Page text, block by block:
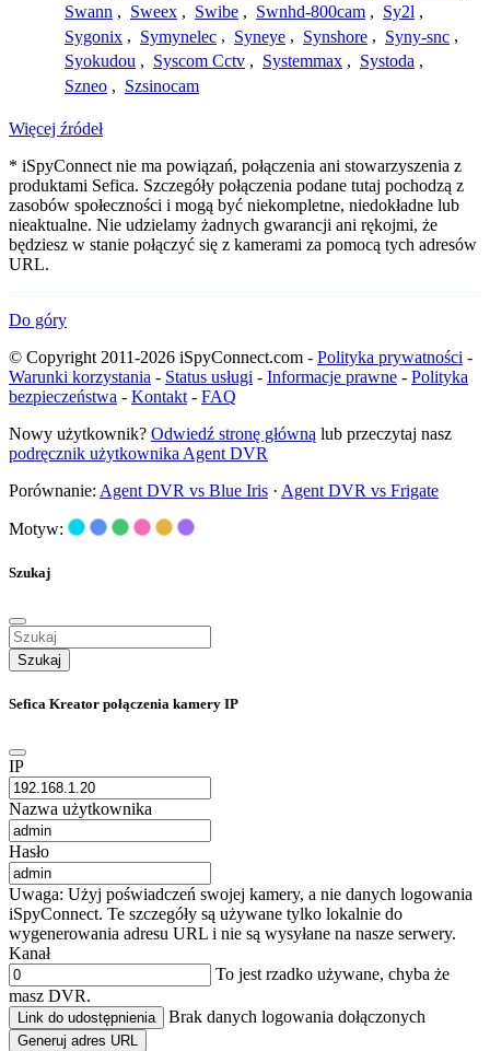
Swann , Sweex , Swibe , Swnhd-800cam , Sy2l ,
Sygonix , Symynelec , Syneye , Synshore , Syny-snc ,
Syokudou , Syscom Cctv , Systemmax , Systoda ,
Szneo , Szsinocam
Więcej źródeł
* iSpyConnect nie ma powiązań, połączenia ani stowarzyszenia z
produktami Sefica. Szczegóły połączenia podane tutaj pochodzą z
zasobów społeczności i mogą być niekompletne, niedokładne lub
nieaktualne. Nie udzielamy żadnych gwarancji ani rękojmi, że
będziesz w stanie połączyć się z kamerami za pomocą tych adresów
URL.
Do góry
© Copyright 2011-2026 iSpyConnect.com - Polityka prywatności -
Warunki korzystania - Status usługi - Informacje prawne - Polityka
bezpieczeństwa - Kontakt - FAQ
Nowy użytkownik? Odwiedź stronę główną lub przeczytaj nasz
podręcznik użytkownika Agent DVR
Porównanie: Agent DVR vs Blue Iris · Agent DVR vs Frigate
Motyw:
Szukaj
Szukaj
Sefica Kreator połączenia kamery IP
IP
Nazwa użytkownika
Hasło
Uwaga: Użyj poświadczeń swojej kamery, a nie danych logowania
iSpyConnect. Te szczegóły są używane tylko lokalnie do
wygenerowania adresu URL i nie są wysyłane na nasze serwery.
Kanał
To jest rzadko używane, chyba że
masz DVR.
Link do udostępnienia Brak danych logowania dołączonych
Generuj adres URL